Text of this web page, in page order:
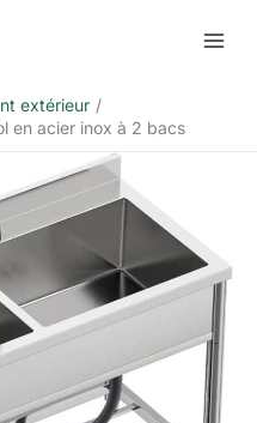
extérieur
en acier inox à 2 bacs